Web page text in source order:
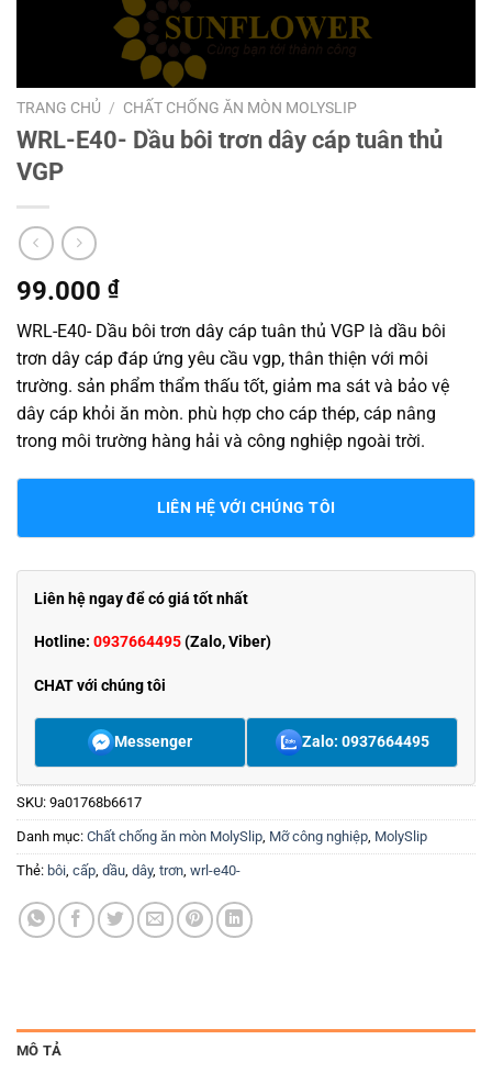
TRANG CHỦ / CHẤT CHỐNG ĂN MÒN MOLYSLIP
WRL-E40- Dầu bôi trơn dây cáp tuân thủ
VGP
99.000 ₫
WRL-E40- Dầu bôi trơn dây cáp tuân thủ VGP là dầu bôi
trơn dây cáp đáp ứng yêu cầu vgp, thân thiện với môi
trường. sản phẩm thẩm thấu tốt, giảm ma sát và bảo vệ
dây cáp khỏi ăn mòn. phù hợp cho cáp thép, cáp nâng
trong môi trường hàng hải và công nghiệp ngoài trời.
LIÊN HỆ VỚI CHÚNG TÔI
Liên hệ ngay để có giá tốt nhất
Hotline: 0937664495(Zalo, Viber)
CHAT với chúng tôi
Messenger Zalo: 0937664495
SKU: 9a01768b6617
Danh mục: Chất chống ăn mòn MolySlip Mỡ công nghiệp MolySlip
Thẻ: bôi cấp dầu dây, trơn wrl-e40-
MÔ TẢ